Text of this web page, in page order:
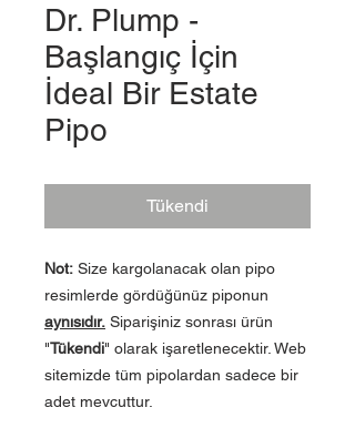
Dr. Plump -
Başlangıç İçin
İdeal Bir Estate
Pipo
Tükendi
Not: Size kargolanacak olan pipo
resimlerde gördüğünüz piponun
aynısıdır. Siparişiniz sonrası ürün
"Tükendi" olarak işaretlenecektir. Web
sitemizde tüm pipolardan sadece bir
adet mevcuttur.